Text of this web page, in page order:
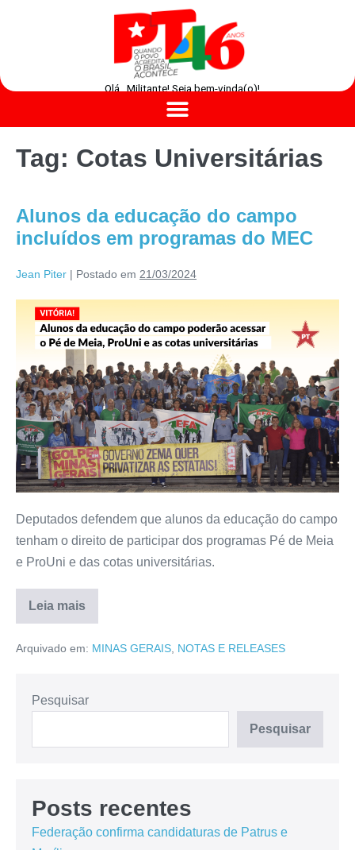
Olá , Militante! Seja bem-vinda(o)!
Tag: Cotas Universitárias
Alunos da educação do campo
incluídos em programas do MEC
Jean Piter | Postado em 21/03/2024
Deputados defendem que alunos da educação do campo
tenham o direito de participar dos programas Pé de Meia
e ProUni e das cotas universitárias.
Leia mais
Arquivado em: MINAS GERAIS NOTAS E RELEASES
Pesquisar
Pesquisar
Posts recentes
Federação confirma candidaturas de Patrus e